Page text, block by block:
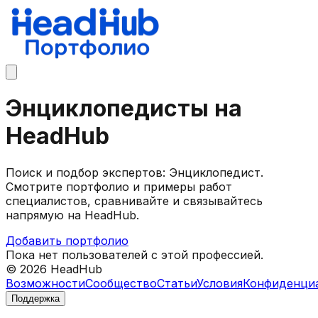
Энциклопедисты на
HeadHub
Поиск и подбор экспертов: Энциклопедист.
Смотрите портфолио и примеры работ
специалистов, сравнивайте и связывайтесь
напрямую на HeadHub.
Добавить портфолио
Пока нет пользователей с этой профессией.
© 2026 HeadHub
ВозможностиСообществоСтатьиУсловия
Поддержка